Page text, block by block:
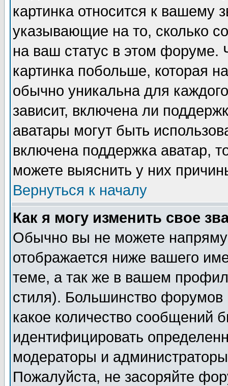
картинка относится к вашему
указывающие на то, сколько
на ваш статус в этом форуме.
картинка побольше, которая
обычно уникальна для
зависит, включена ли
аватары могут быть
включена поддержка аватар,
можете выяснить у них
Вернуться к началу
Как я могу изменить свое
Обычно вы не можете
отображается ниже вашего
теме, а так же в вашем
стиля). Большинство форумов
какое количество сообщений
идентифицировать
модераторы и
Пожалуйста, не засоряйте